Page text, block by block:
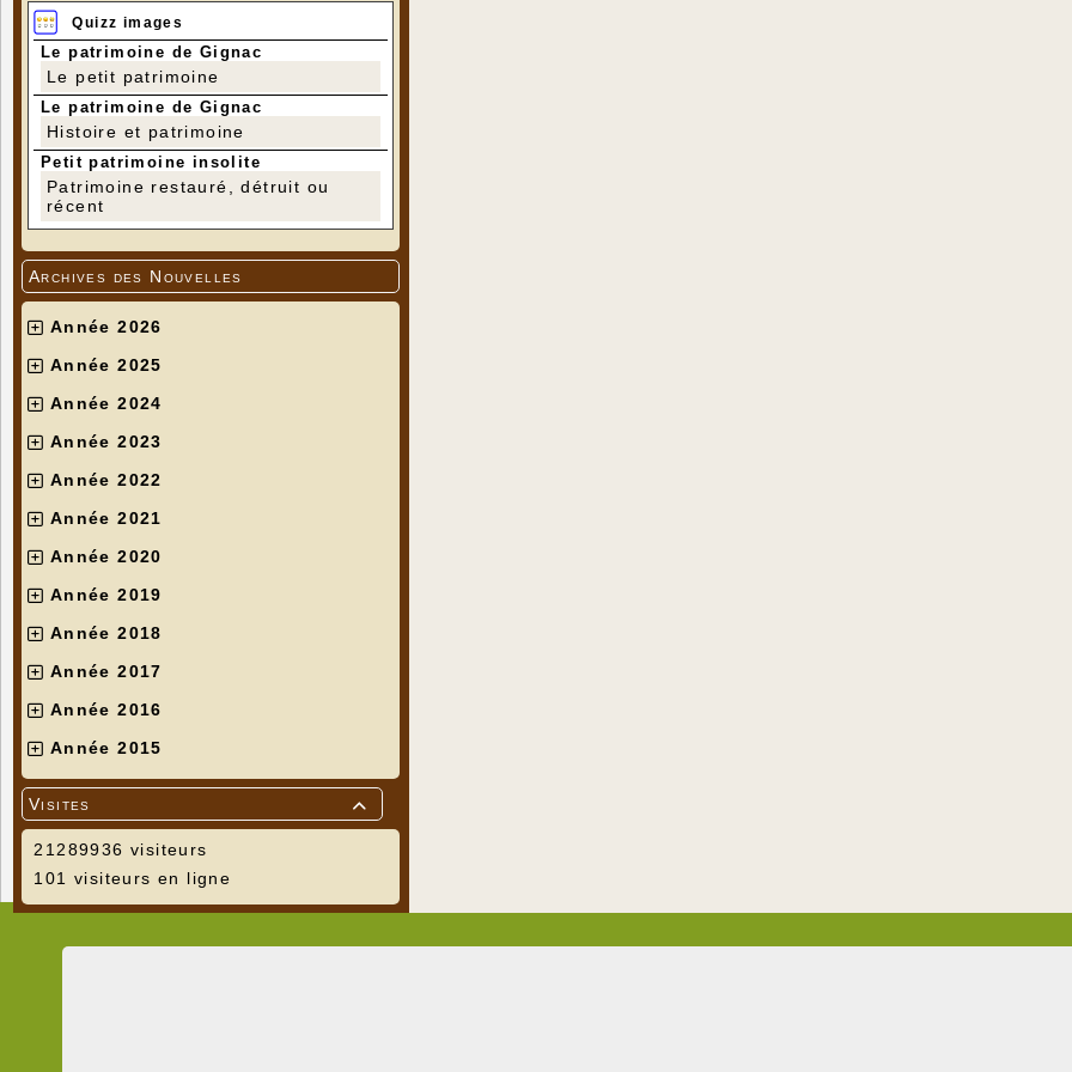
Quizz images
Le patrimoine de Gignac
Le petit patrimoine
Le patrimoine de Gignac
Histoire et patrimoine
Petit patrimoine insolite
Patrimoine restauré, détruit ou
récent
Archives des Nouvelles
Année 2026
Année 2025
Année 2024
Année 2023
Année 2022
Année 2021
Année 2020
Année 2019
Année 2018
Année 2017
Année 2016
Année 2015

Visites
21289936 visiteurs
101 visiteurs en ligne